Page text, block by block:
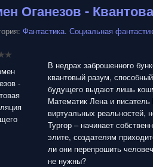
Оганезов -
Фантастика. Социальная
В недрах заброшенного
квантовый разум,
будущего выдают лишь
Математик Лена и
виртуальных реальностей,
Тургор – начинает
элите, создателям
ли они перепрошить
не нужны?